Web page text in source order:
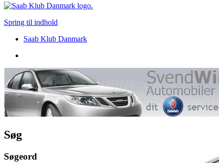
Spring til indhold
Saab Klub Danmark
Søg
Søgeord